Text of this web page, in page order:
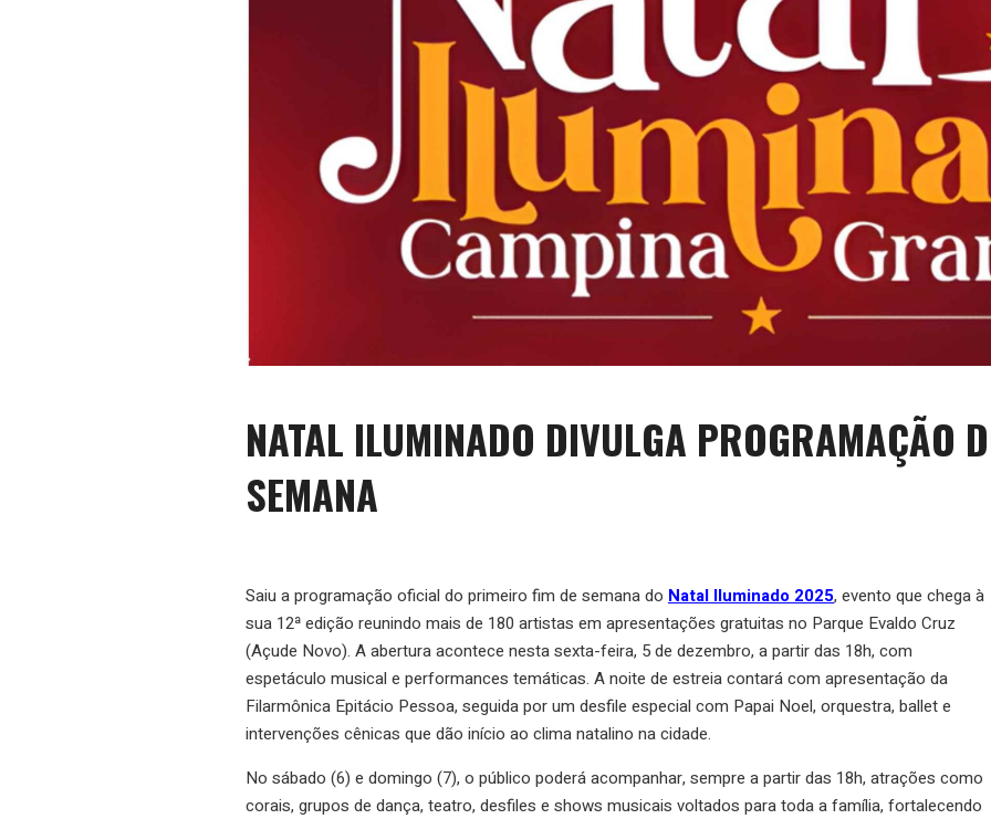
NATAL ILUMINADO DIVULGA PROGRAMAÇÃO
SEMANA
Saiu a programação oficial do primeiro fim de semana do Natal Iluminado 2025, evento que chega à
sua 12ª edição reunindo mais de 180 artistas em apresentações gratuitas no Parque Evaldo Cruz
(Açude Novo). A abertura acontece nesta sexta-feira, 5 de dezembro, a partir das 18h, com
espetáculo musical e performances temáticas. A noite de estreia contará com apresentação da
Filarmônica Epitácio Pessoa, seguida por um desfile especial com Papai Noel, orquestra, ballet e
intervenções cênicas que dão início ao clima natalino na cidade.
No sábado (6) e domingo (7), o público poderá acompanhar, sempre a partir das 18h, atrações como
corais, grupos de dança, teatro, desfiles e shows musicais voltados para toda a família, fortalecendo